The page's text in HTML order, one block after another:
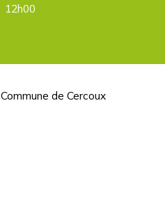
12h00
Commune de Cercoux